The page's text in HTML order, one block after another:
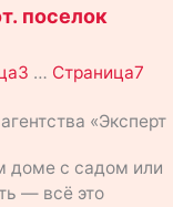
поселок
3 … Страница7
«Эксперт
доме с садом или
— всё это